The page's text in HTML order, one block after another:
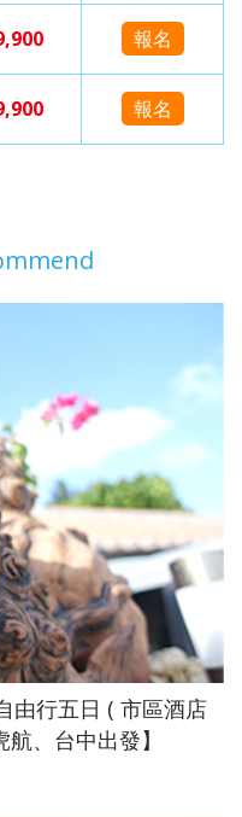
報名
報名
由行五日 ( 市區酒店
、台中出發】